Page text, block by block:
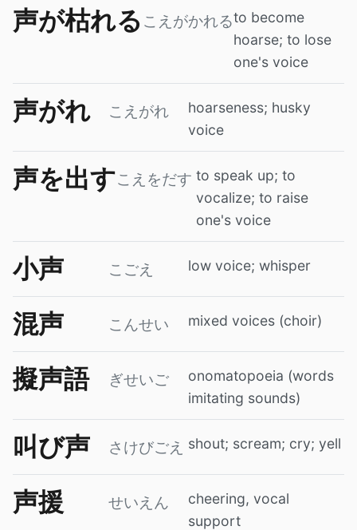
声が枯れる こえがかれるto become
hoarse; to lose
one's voice
声がれ こえがれ
hoarseness; husky
voice
声を出すこえをだす to speak up; to
vocalize; to raise
one's voice
小声 こごえ low voice; whisper
混声 こんせい mixed voices (choir)
擬声語 ぎせいご
onomatopoeia (words
imitating sounds)
叫び声 さけびごえ shout; scream; cry; yell
声援 せいえん
cheering, vocal
support